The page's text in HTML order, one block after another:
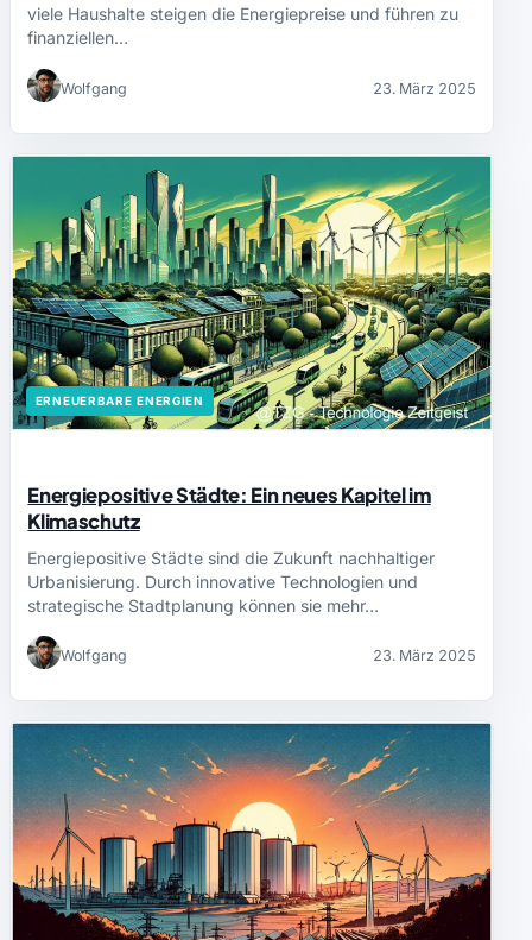
viele Haushalte steigen die Energiepreise und führen zu
finanziellen…
Wolfgang 23. März 2025
ERNEUERBARE ENERGIEN
Energiepositive Städte: Ein neues Kapitel im
Klimaschutz
Energiepositive Städte sind die Zukunft nachhaltiger
Urbanisierung. Durch innovative Technologien und
strategische Stadtplanung können sie mehr…
Wolfgang 23. März 2025